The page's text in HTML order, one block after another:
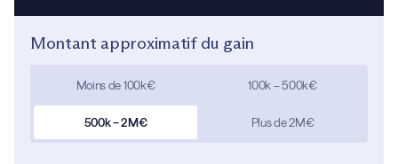
Montant approximatif du gain
Moins de 100k€ 100k – 500k€
500k – 2M€ Plus de 2M€